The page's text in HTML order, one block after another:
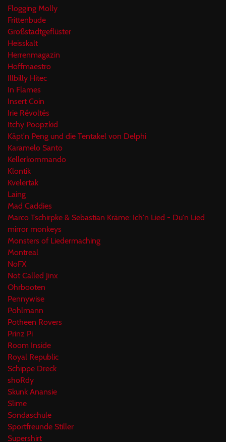
Flogging Molly
Frittenbude
Großstadtgeflüster
Heisskalt
Herrenmagazin
Hoffmaestro
Illbilly Hitec
In Flames
Insert Coin
Irie Révoltés
Itchy Poopzkid
Käpt'n Peng und die Tentakel von Delphi
Karamelo Santo
Kellerkommando
Klontik
Kvelertak
Laing
Mad Caddies
Marco Tschirpke & Sebastian Kräme: Ich'n Lied - Du'n Lied
mirror monkeys
Monsters of Liedermaching
Montreal
NoFX
Not Called Jinx
Ohrbooten
Pennywise
Pohlmann
Potheen Rovers
Prinz Pi
Room Inside
Royal Republic
Schippe Dreck
shoRdy
Skunk Anansie
Slime
Sondaschule
Sportfreunde Stiller
Supershirt